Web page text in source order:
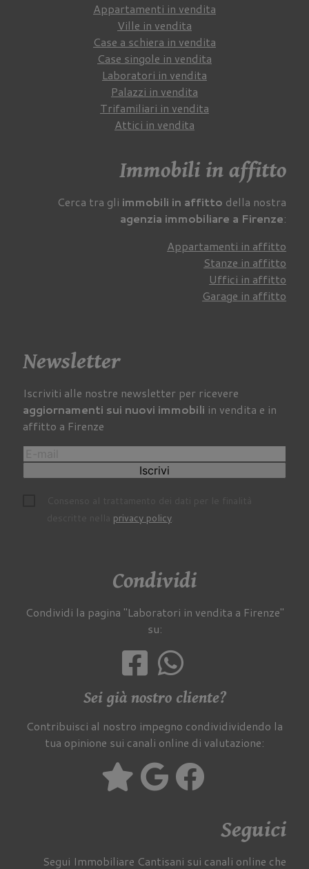
Appartamenti in vendita
Ville in vendita
Case a schiera in vendita
Case singole in vendita
Laboratori in vendita
Palazzi in vendita
Trifamiliari in vendita
Attici in vendita
Immobili in affitto
Cerca tra gli immobili in affitto della nostra
agenzia immobiliare a Firenze:
Appartamenti in affitto
Stanze in affitto
Uffici in affitto
Garage in affitto
Newsletter
Iscriviti alle nostre newsletter per ricevere
aggiornamenti sui nuovi immobili in vendita e in
affitto a Firenze
Iscrivi
privacy policy.
Condividi
Condividi la pagina "Laboratori in vendita a Firenze"
su:
Sei già nostro cliente?
Contribuisci al nostro impegno condividividendo la
tua opinione sui canali online di valutazione:
Seguici
Segui Immobiliare Cantisani sui canali online che